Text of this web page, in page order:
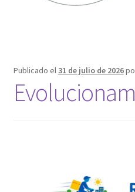
Publicado el 31 de julio de 2026